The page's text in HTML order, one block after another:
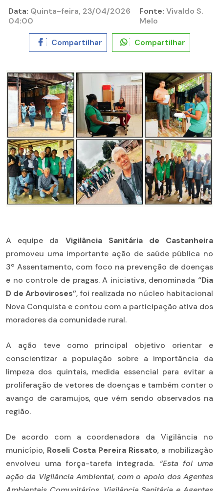
Data: Quinta-feira, 23/04/2026
04:00
Fonte: Vivaldo S.
Melo
Compartilhar Compartilhar
A equipe da Vigilância Sanitária de Castanheira
promoveu uma importante ação de saúde pública no
3º Assentamento, com foco na prevenção de doenças
e no controle de pragas. A iniciativa, denominada “Dia
D de Arboviroses”, foi realizada no núcleo habitacional
Nova Conquista e contou com a participação ativa dos
moradores da comunidade rural.
A ação teve como principal objetivo orientar e
conscientizar a população sobre a importância da
limpeza dos quintais, medida essencial para evitar a
proliferação de vetores de doenças e também conter o
avanço de caramujos, que vêm sendo observados na
região.
De acordo com a coordenadora da Vigilância no
município, Roseli Costa Pereira Rissato, a mobilização
envolveu uma força-tarefa integrada. “Esta foi uma
ação da Vigilância Ambiental, com o apoio dos Agentes